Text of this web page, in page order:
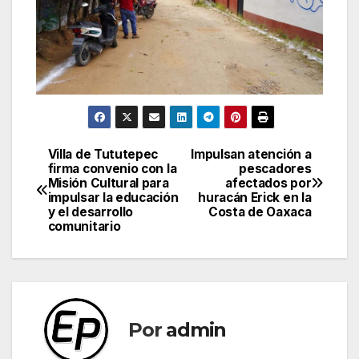
Navegación
de
entradas
Impulsan atención a
pescadores
afectados por
huracán Erick en la
Costa de Oaxaca
Villa de Tututepec
firma convenio con la
Misión Cultural para
impulsar la educación
y el desarrollo
comunitario
Por admin